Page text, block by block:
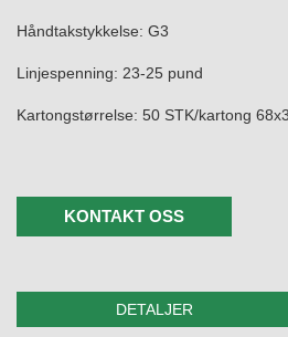
Håndtakstykkelse: G3
Linjespenning: 23-25 ​​pund
Kartongstørrelse: 50 STK/kartong
KONTAKT OSS
DETALJER